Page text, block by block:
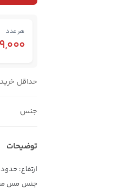
هر عدد
حداقل خرید
جنس
توضیحات
جنس مس